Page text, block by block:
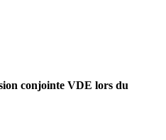
conjointe VDE lors du